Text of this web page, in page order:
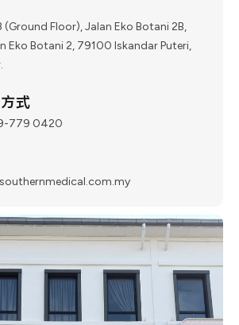
(Ground Floor), Jalan Eko Botani 2B,
Eko Botani 2, 79100 Iskandar Puteri,
式
779 0420